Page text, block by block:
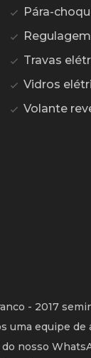
Pára-
Travas
Vidros
Volante
- 2017
uma equipe
nosso